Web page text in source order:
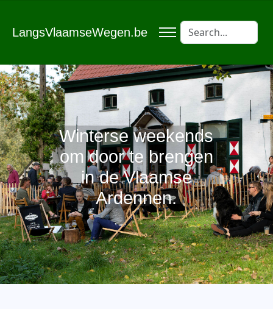
LangsVlaamseWegen.be
Winterse weekends
om door te brengen
in de Vlaamse
Ardennen.